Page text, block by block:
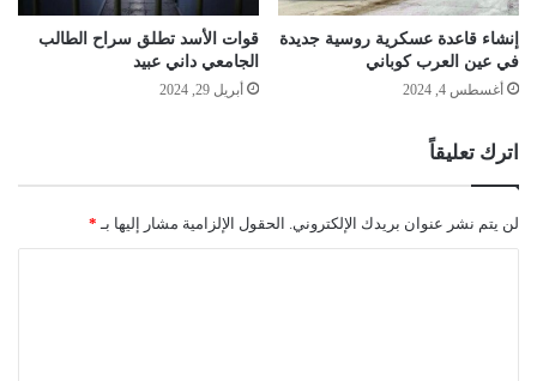
إنشاء قاعدة عسكرية روسية جديدة
في عين العرب كوباني
أغسطس 4, 2024
قوات الأسد تطلق سراح الطالب
الجامعي داني عبيد
أبريل 29, 2024
اترك تعليقاً
لن يتم نشر عنوان بريدك الإلكتروني. الحقول الإلزامية مشار إليها بـ *